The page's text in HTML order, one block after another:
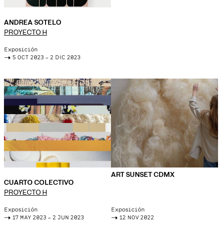
ANDREA SOTELO
PROYECTO H
Exposición
-> 5 OCT 2023 – 2 DIC 2023
CUARTO COLECTIVO
PROYECTO H
Exposición
-> 17 MAY 2023 – 2 JUN 2023
ART SUNSET CDMX
Exposición
-> 12 NOV 2022